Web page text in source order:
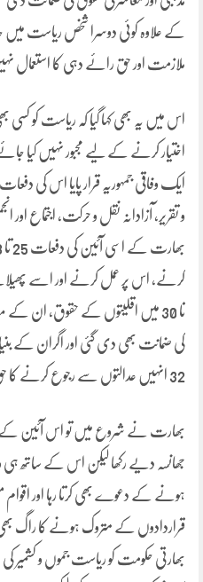
کے علاوہ کوئی دوسرا شخص ریاست میں
ملازمت اور حق رائے دہی کا استعمال نہیں
اس میں یہ بھی کہا گیا کہ ریاست کو
اختیار کرنے کے لیے مجبور نہیں کیا
و تقریر، آزادانہ نقل و حرکت، اجتماع
تا 30 میں اقلیتوں کے حقوق، ان
کی ضمانت بھی دی گئی اور اگران کے
32 انہیں عدالتوں سے رجوع کرنے کا حق دیتی تھی۔
بھارت نے شروع میں تو اس آئین کے
جھانسہ دیے رکھا لیکن اس کے ساتھ
ہونے کے دعوے بھی کرتا رہا اور اقوام
قراردادوں کے متروک ہونے کا راگ بھی
بھارتی حکومت کو ریاست جموں و کشمیر